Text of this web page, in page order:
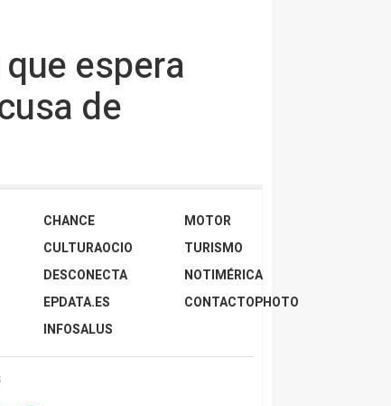
espera
de
CHANCE
CULTURAOCIO
DESCONECTA
EPDATA.ES
INFOSALUS
MOTOR
TURISMO
NOTIMÉRICA
CONTACTOPHOTO